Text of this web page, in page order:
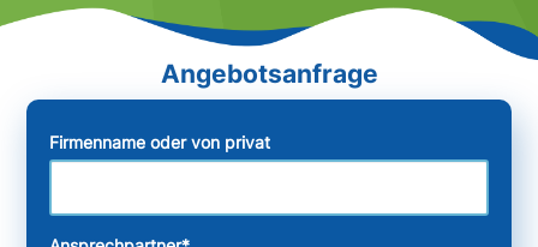
Firmenname oder von privat